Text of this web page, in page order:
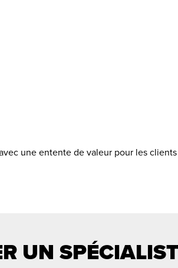
une entente de valeur pour les clients
UN